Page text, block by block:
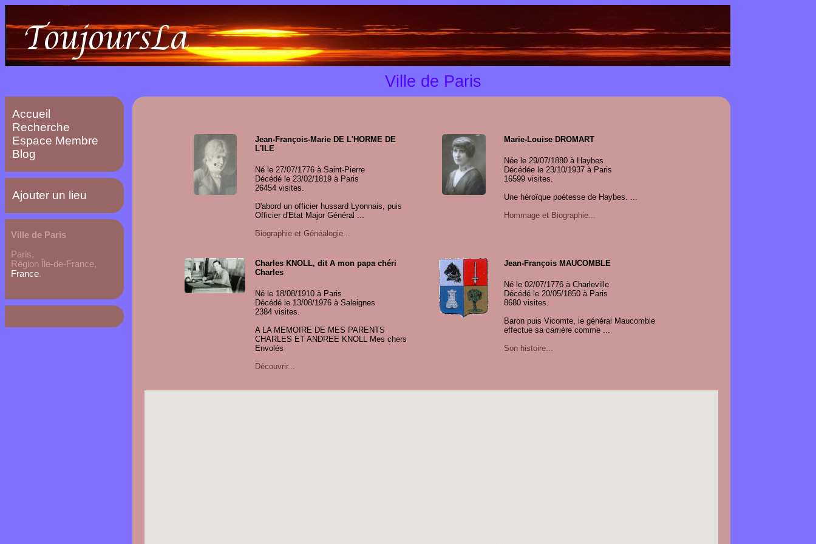
Ville de Paris
Accueil
Recherche
Espace Membre
Blog
Ajouter un lieu
Ville de Paris
Paris,
Région Île-de-France,
France.
Jean-François-Marie DE L'HORME DE
L'ILE
Né le 27/07/1776 à Saint-Pierre
Décédé le 23/02/1819 à Paris
26454 visites.
D'abord un officier hussard Lyonnais, puis
Officier d'Etat Major Général ...
Biographie et Généalogie...
Marie-Louise DROMART
Née le 29/07/1880 à Haybes
Décédée le 23/10/1937 à Paris
16599 visites.
Une héroïque poétesse de Haybes. ...
Hommage et Biographie...
Charles KNOLL, dit A mon papa chéri
Charles
Né le 18/08/1910 à Paris
Décédé le 13/08/1976 à Saleignes
2384 visites.
A LA MEMOIRE DE MES PARENTS
CHARLES ET ANDREE KNOLL Mes chers
Envolés
Découvrir...
Jean-François MAUCOMBLE
Né le 02/07/1776 à Charleville
Décédé le 20/05/1850 à Paris
8680 visites.
Baron puis Vicomte, le général Maucomble
effectue sa carrière comme ...
Son histoire...